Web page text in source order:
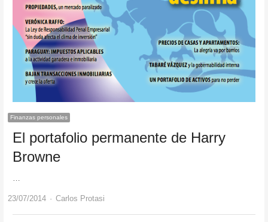
Finanzas personales
El portafolio permanente de Harry
Browne
23/07/2014 Author
Carlos Protasi